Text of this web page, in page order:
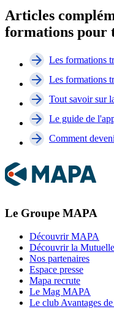
Articles
formations pour
Les formations
Les formations
Tout savoir sur
Le guide de
Comment
Le Groupe MAPA
Découvrir MAPA
Découvrir la
Nos partenaires
Espace presse
Mapa recrute
Le Mag MAPA
Le club Avantages